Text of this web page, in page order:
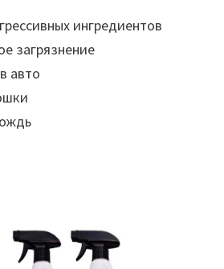
ингредиентов
загрязнение
авто